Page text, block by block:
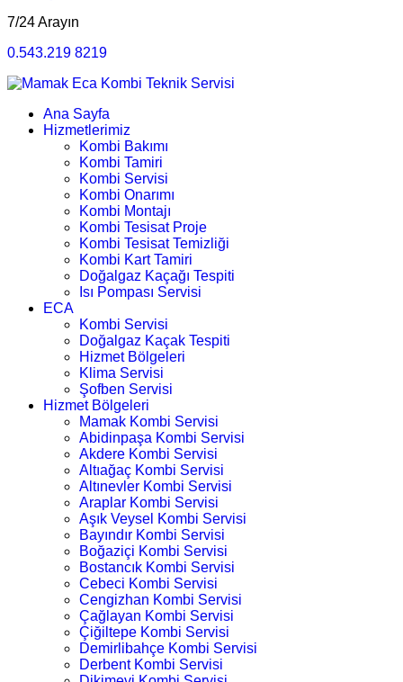
7/24 Arayın
0.543.219 8219
Ana Sayfa
Hizmetlerimiz
Kombi Bakımı
Kombi Tamiri
Kombi Servisi
Kombi Onarımı
Kombi Montajı
Kombi Tesisat Proje
Kombi Tesisat Temizliği
Kombi Kart Tamiri
Doğalgaz Kaçağı Tespiti
Isı Pompası Servisi
ECA
Kombi Servisi
Doğalgaz Kaçak Tespiti
Hizmet Bölgeleri
Klima Servisi
Şofben Servisi
Hizmet Bölgeleri
Mamak Kombi Servisi
Abidinpaşa Kombi Servisi
Akdere Kombi Servisi
Altıağaç Kombi Servisi
Altınevler Kombi Servisi
Araplar Kombi Servisi
Aşık Veysel Kombi Servisi
Bayındır Kombi Servisi
Boğaziçi Kombi Servisi
Bostancık Kombi Servisi
Cebeci Kombi Servisi
Cengizhan Kombi Servisi
Çağlayan Kombi Servisi
Çiğiltepe Kombi Servisi
Demirlibahçe Kombi Servisi
Derbent Kombi Servisi